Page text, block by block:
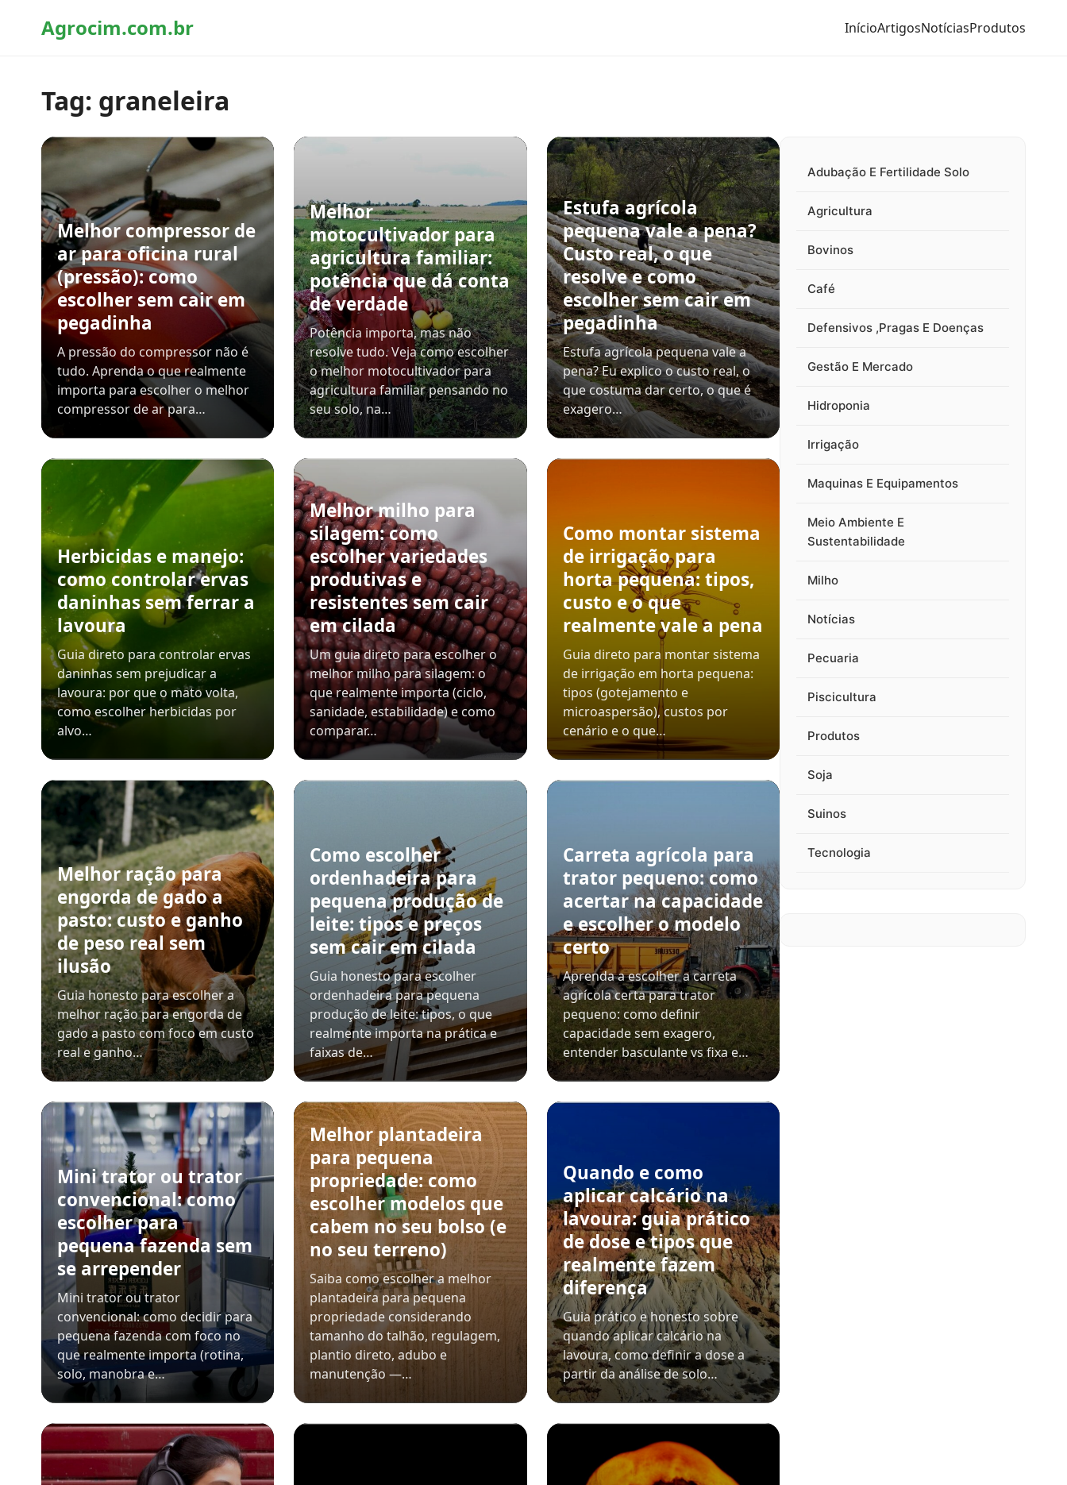
Agrocim.com.br InícioArtigosNotíciasProdutos
Tag: graneleira
Melhor compressor de
ar para oficina rural
(pressão): como
escolher sem cair em
pegadinha
A pressão do compressor não é
tudo. Aprenda o que realmente
importa para escolher o melhor
compressor de ar para…
Melhor
motocultivador para
agricultura familiar:
potência que dá conta
de verdade
Potência importa, mas não
resolve tudo. Veja como escolher
o melhor motocultivador para
agricultura familiar pensando no
seu solo, na…
Estufa agrícola
pequena vale a pena?
Custo real, o que
resolve e como
escolher sem cair em
pegadinha
Estufa agrícola pequena vale a
pena? Eu explico o custo real, o
que costuma dar certo, o que é
exagero…
Herbicidas e manejo:
como controlar ervas
daninhas sem ferrar a
lavoura
Guia direto para controlar ervas
daninhas sem prejudicar a
lavoura: por que o mato volta,
como escolher herbicidas por
alvo…
Melhor milho para
silagem: como
escolher variedades
produtivas e
resistentes sem cair
em cilada
Um guia direto para escolher o
melhor milho para silagem: o
que realmente importa (ciclo,
sanidade, estabilidade) e como
comparar…
Como montar sistema
de irrigação para
horta pequena: tipos,
custo e o que
realmente vale a pena
Guia direto para montar sistema
de irrigação em horta pequena:
tipos (gotejamento e
microaspersão), custos por
cenário e o que…
Melhor ração para
engorda de gado a
pasto: custo e ganho
de peso real sem
ilusão
Guia honesto para escolher a
melhor ração para engorda de
gado a pasto com foco em custo
real e ganho…
Como escolher
ordenhadeira para
pequena produção de
leite: tipos e preços
sem cair em cilada
Guia honesto para escolher
ordenhadeira para pequena
produção de leite: tipos, o que
realmente importa na prática e
faixas de…
Carreta agrícola para
trator pequeno: como
acertar na capacidade
e escolher o modelo
certo
Aprenda a escolher a carreta
agrícola certa para trator
pequeno: como definir
capacidade sem exagero,
entender basculante vs fixa e…
Mini trator ou trator
convencional: como
escolher para
pequena fazenda sem
se arrepender
Mini trator ou trator
convencional: como decidir para
pequena fazenda com foco no
que realmente importa (rotina,
solo, manobra e…
Melhor plantadeira
para pequena
propriedade: como
escolher modelos que
cabem no seu bolso (e
no seu terreno)
Saiba como escolher a melhor
plantadeira para pequena
propriedade considerando
tamanho do talhão, regulagem,
plantio direto, adubo e
manutenção —…
Quando e como
aplicar calcário na
lavoura: guia prático
de dose e tipos que
realmente fazem
diferença
Guia prático e honesto sobre
quando aplicar calcário na
lavoura, como definir a dose a
partir da análise de solo…
Adubação E Fertilidade Solo
Agricultura
Bovinos
Café
Defensivos ,Pragas E Doenças
Gestão E Mercado
Hidroponia
Irrigação
Maquinas E Equipamentos
Meio Ambiente E
Sustentabilidade
Milho
Notícias
Pecuaria
Piscicultura
Produtos
Soja
Suinos
Tecnologia